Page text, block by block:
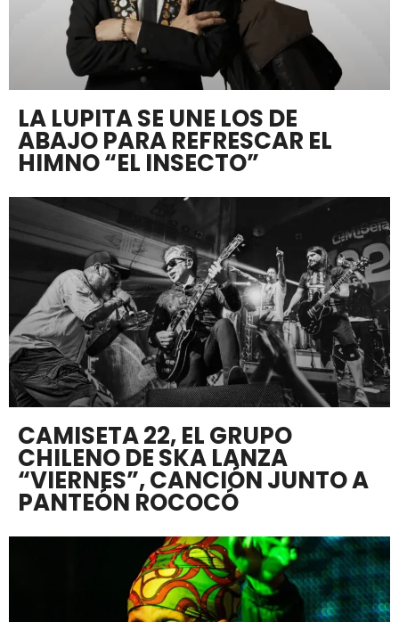
LA LUPITA SE UNE LOS DE
ABAJO PARA REFRESCAR EL
HIMNO “EL INSECTO”
CAMISETA 22, EL GRUPO
CHILENO DE SKA LANZA
“VIERNES”, CANCIÓN JUNTO A
PANTEÓN ROCOCÓ